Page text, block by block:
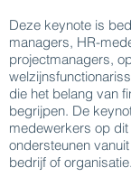
Deze keynote is
managers, HR-
projectmanagers,
die het belang van
begrijpen. De
medewerkers op
ondersteunen
bedrijf of organisatie.